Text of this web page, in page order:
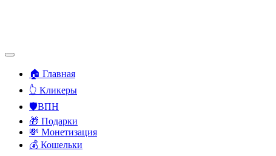
🏠 Главная
👆 Кликеры
🛡️ВПН
🎁 Подарки
💸 Монетизация
💰 Кошельки